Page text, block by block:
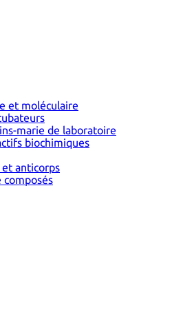
et moléculaire
marie de laboratoire
biochimiques
et anticorps
composés